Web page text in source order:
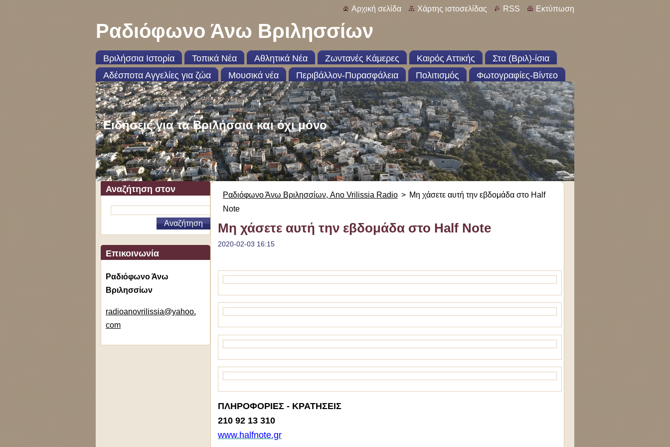
Αρχική σελίδα Χάρτης ιστοσελίδας RSS Εκτύπωση
Ραδιόφωνο Άνω Βριλησσίων
Βριλήσσια Ιστορία Τοπικά Νέα Αθλητικά Νέα Ζωντανές Κάμερες Καιρός Αττικής
Στα (Βριλ)-ίσια
Αδέσποτα Αγγελίες για ζώα
Μουσικά νέα Περιβάλλον-Πυρασφάλεια Πολιτισμός Φωτογραφίες-Βίντεο
Ειδήσεις για τα Βριλήσσια και όχι μόνο
Αναζήτηση στον
ιστότοπο
Επικοινωνία
Ραδιόφωνο Άνω
Βριλησσίων
radioanovrilissia@yahoo.
com
Ραδιόφωνο Άνω Βριλησσίων, Ano Vrilissia Radio > Μη χάσετε αυτή την εβδομάδα στο Half
Note
Μη χάσετε αυτή την εβδομάδα στο Half Note
2020-02-03 16:15
ΠΛΗΡΟΦΟΡΙΕΣ - ΚΡΑΤΗΣΕΙΣ
210 92 13 310
www.halfnote.gr